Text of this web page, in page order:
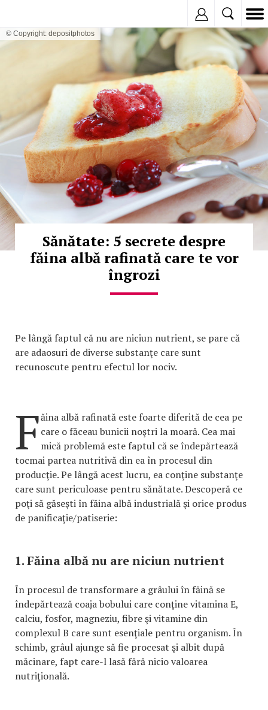
© Copyright: depositphotos
Sănătate: 5 secrete despre
făina albă rafinată care te vor
îngrozi
Pe lângă faptul că nu are niciun nutrient, se pare că
are adaosuri de diverse substanţe care sunt
recunoscute pentru efectul lor nociv.
Făina albă rafinată este foarte diferită de cea pe
care o făceau bunicii noştri la moară. Cea mai
mică problemă este faptul că se îndepărtează
tocmai partea nutritivă din ea în procesul din
producţie. Pe lângă acest lucru, ea conţine substanţe
care sunt periculoase pentru sănătate. Descoperă ce
poţi să găseşti în făina albă industrială şi orice produs
de panificaţie/patiserie:
1. Făina albă nu are niciun nutrient
În procesul de transformare a grâului în făină se
îndepărtează coaja bobului care conţine vitamina E,
calciu, fosfor, magneziu, fibre şi vitamine din
complexul B care sunt esenţiale pentru organism. În
schimb, grâul ajunge să fie procesat şi albit după
măcinare, fapt care-l lasă fără nicio valoarea
nutriţională.